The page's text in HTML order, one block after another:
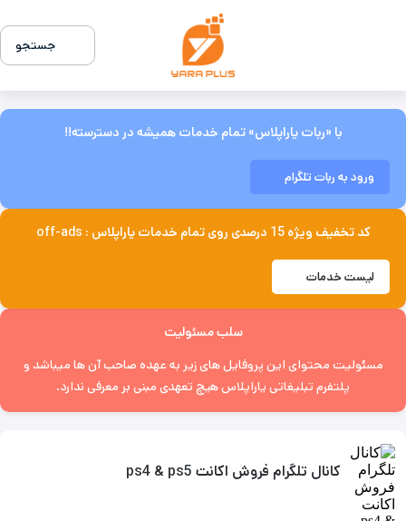
جستجو
با «ربات یاراپلاس» تمام خدمات همیشه در دسترسته!!
ورود به ربات تلگرام
کد تخفیف ویژه 15 درصدی روی تمام خدمات یاراپلاس : off-ads
لیست خدمات
سلب مسئولیت
مسئولیت محتوای این پروفایل های زیر به عهده صاحب آن ها میباشد و
پلتفرم تبلیغاتی یاراپلاس هیچ تعهدی مبنی بر معرفی ندارد.
کانال تلگرام فروش اکانت ps4 & ps5